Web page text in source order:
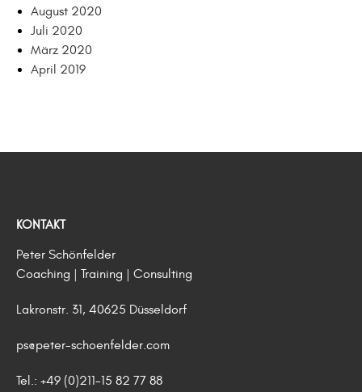
August 2020
Juli 2020
März 2020
April 2019
KONTAKT
Peter Schönfelder
Coaching | Training | Consulting
Lakronstr. 31, 40625 Düsseldorf
ps@peter-schoenfelder.com
Tel.: +49 (0)211-15 82 77 88